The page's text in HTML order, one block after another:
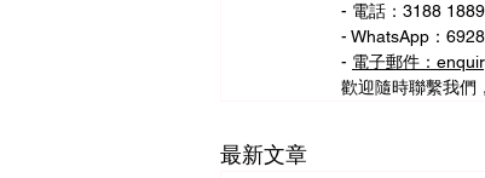
- 電話：3188 1889
- WhatsApp：
- 電子郵件：
歡迎隨時聯繫我們
最新文章